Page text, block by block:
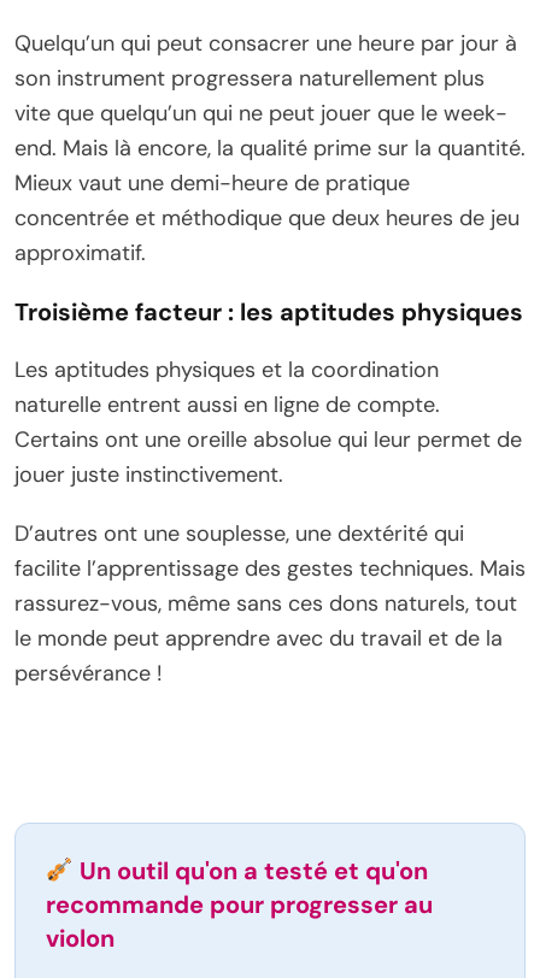
Quelqu’un qui peut consacrer une heure par jour à
son instrument progressera naturellement plus
vite que quelqu’un qui ne peut jouer que le week-
end. Mais là encore, la qualité prime sur la quantité.
Mieux vaut une demi-heure de pratique
concentrée et méthodique que deux heures de jeu
approximatif.
Troisième facteur : les aptitudes physiques
Les aptitudes physiques et la coordination
naturelle entrent aussi en ligne de compte.
Certains ont une oreille absolue qui leur permet de
jouer juste instinctivement.
D’autres ont une souplesse, une dextérité qui
facilite l’apprentissage des gestes techniques. Mais
rassurez-vous, même sans ces dons naturels, tout
le monde peut apprendre avec du travail et de la
persévérance !
Un outil qu'on a testé et qu'on
recommande pour progresser au
violon